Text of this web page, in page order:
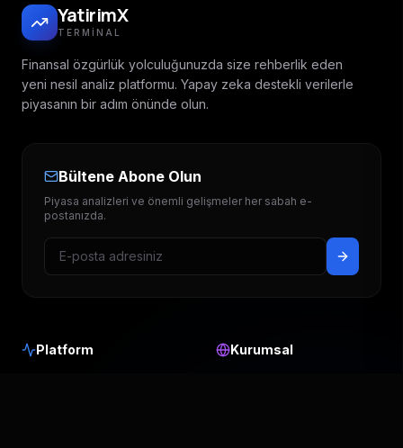
YatirimX
TERMINAL
Finansal özgürlük yolculuğunuzda size rehberlik eden
yeni nesil analiz platformu. Yapay zeka destekli verilerle
piyasanın bir adım önünde olun.
Bültene Abone Olun
Piyasa analizleri ve önemli gelişmeler her sabah e-
postanızda.
Platform Kurumsal